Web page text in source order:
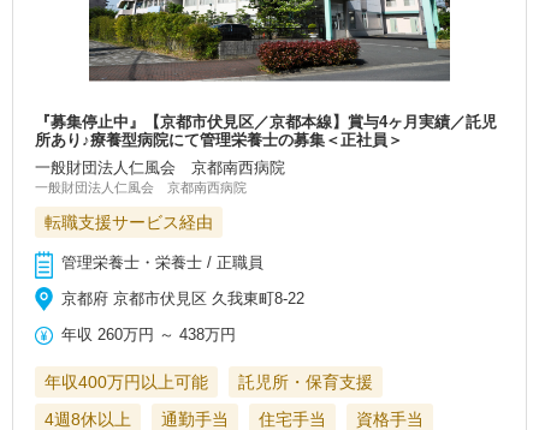
『募集停止中』【京都市伏見区／京都本線】賞与4ヶ月実績／託児
所あり♪療養型病院にて管理栄養士の募集＜正社員＞
一般財団法人仁風会 京都南西病院
一般財団法人仁風会 京都南西病院
転職支援サービス経由
管理栄養士・栄養士 / 正職員
京都府 京都市伏見区 久我東町8-22
年収 260万円 ～438万円
年収400万円以上可能
託児所・保育支援
4週8休以上
通勤手当 住宅手当
資格手当